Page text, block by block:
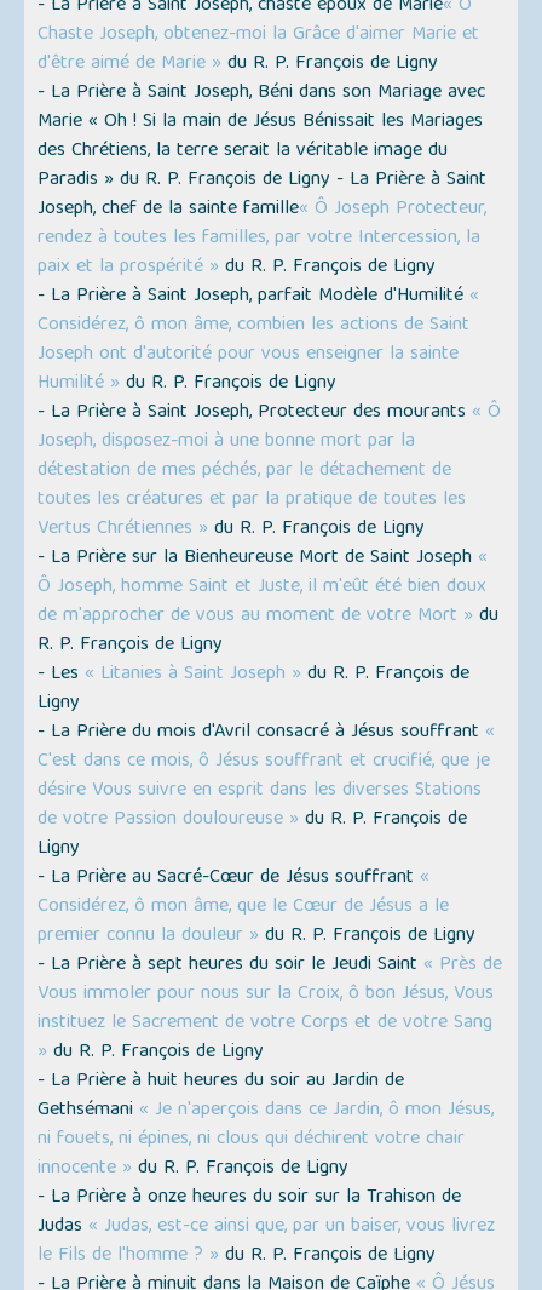
Chaste Joseph, obtenez-moi la Grâce d'aimer Marie et
d'être aimé de Marie » du R. P. François de Ligny
- La Prière à Saint Joseph, Béni dans son Mariage avec
Marie « Oh ! Si la main de Jésus Bénissait les Mariages
des Chrétiens, la terre serait la véritable image du
Paradis » du R. P. François de Ligny - La Prière à Saint
Joseph, chef de la sainte famille« Ô Joseph Protecteur,
rendez à toutes les familles, par votre Intercession, la
paix et la prospérité » du R. P. François de Ligny
- La Prière à Saint Joseph, parfait Modèle d'Humilité «
Considérez, ô mon âme, combien les actions de Saint
Joseph ont d'autorité pour vous enseigner la sainte
Humilité » du R. P. François de Ligny
- La Prière à Saint Joseph, Protecteur des mourants « Ô
Joseph, disposez-moi à une bonne mort par la
détestation de mes péchés, par le détachement de
toutes les créatures et par la pratique de toutes les
Vertus Chrétiennes » du R. P. François de Ligny
- La Prière sur la Bienheureuse Mort de Saint Joseph «
Ô Joseph, homme Saint et Juste, il m'eût été bien doux
de m'approcher de vous au moment de votre Mort » du
R. P. François de Ligny
- Les « Litanies à Saint Joseph » du R. P. François de
Ligny
- La Prière du mois d'Avril consacré à Jésus souffrant «
C'est dans ce mois, ô Jésus souffrant et crucifié, que je
désire Vous suivre en esprit dans les diverses Stations
de votre Passion douloureuse » du R. P. François de
Ligny
- La Prière au Sacré-Cœur de Jésus souffrant «
Considérez, ô mon âme, que le Cœur de Jésus a le
premier connu la douleur » du R. P. François de Ligny
- La Prière à sept heures du soir le Jeudi Saint « Près de
Vous immoler pour nous sur la Croix, ô bon Jésus, Vous
instituez le Sacrement de votre Corps et de votre Sang
» du R. P. François de Ligny
- La Prière à huit heures du soir au Jardin de
Gethsémani « Je n'aperçois dans ce Jardin, ô mon Jésus,
ni fouets, ni épines, ni clous qui déchirent votre chair
innocente » du R. P. François de Ligny
- La Prière à onze heures du soir sur la Trahison de
Judas « Judas, est-ce ainsi que, par un baiser, vous livrez
le Fils de l'homme ? » du R. P. François de Ligny